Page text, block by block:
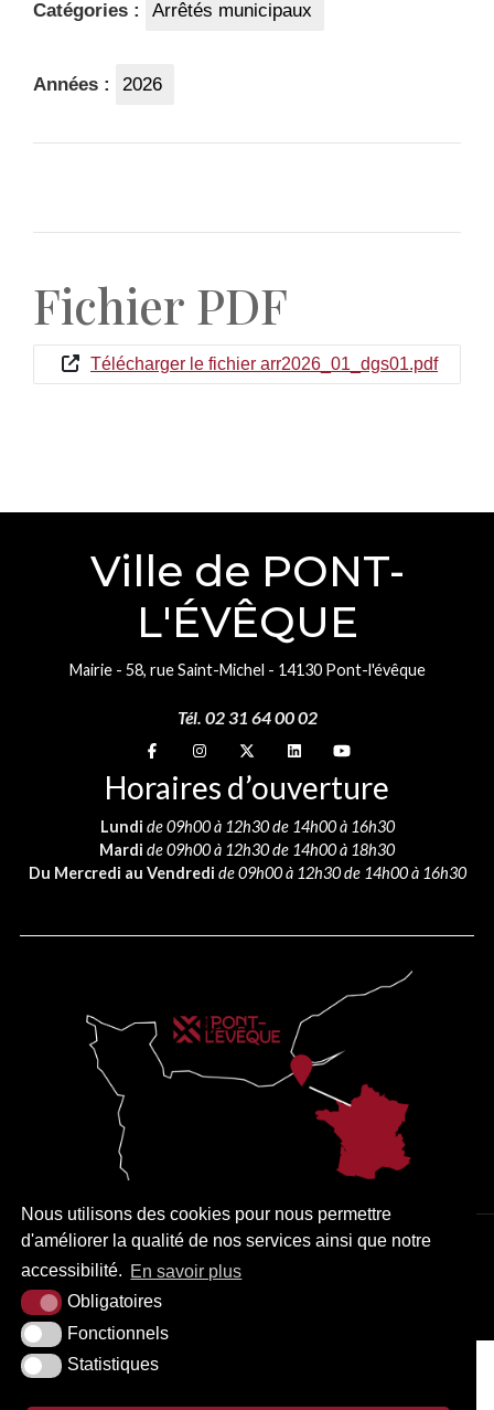
Nous utilisons des cookies pour nous permettre
d'améliorer la qualité de nos services ainsi que notre
accessibilité. En savoir plus
Obligatoires
Fonctionnels
Statistiques
Catégories : Arrêtés municipaux
Années : 2026
Fichier PDF
Télécharger le fichier arr2026_01_dgs01.pdf
Ville de PONT-
L'ÉVÊQUE
Mairie - 58, rue Saint-Michel - 14130 Pont-l'évêque
Tél. 02 31 64 00 02
Suivez-nous sur
Suivez-nous sur
Suivez-nous sur
Suivez-nous sur
Suivez-nous sur
Horaires d’ouverture
Lundi de 09h00 à 12h30 de 14h00 à 16h30
Mardi de 09h00 à 12h30 de 14h00 à 18h30
Du Mercredi au Vendredi de 09h00 à 12h30 de 14h00 à 16h30
PLAN DU SITE MENTIONS LÉGALES ACCESSIBILITÉ